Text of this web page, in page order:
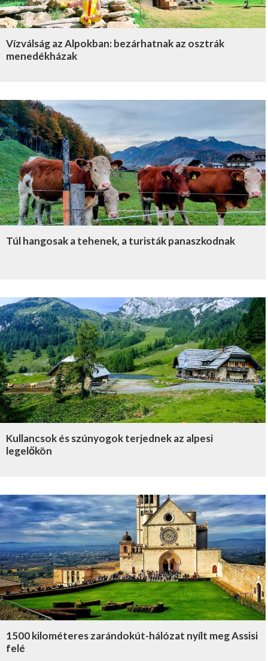
Vízválság az Alpokban: bezárhatnak az osztrák
menedékházak
Túl hangosak a tehenek, a turisták panaszkodnak
Kullancsok és szúnyogok terjednek az alpesi
legelőkön
1500 kilométeres zarándokút-hálózat nyílt meg Assisi
felé